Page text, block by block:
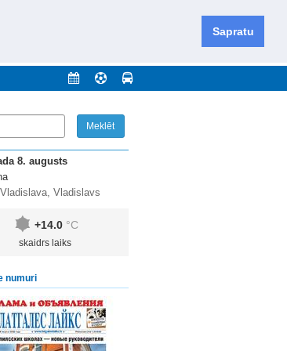
Sapratu
apkārtējos novadus un pilsētas.
8. augusts
Vladislavs
+14.0 °C
skaidrs laiks
numuri